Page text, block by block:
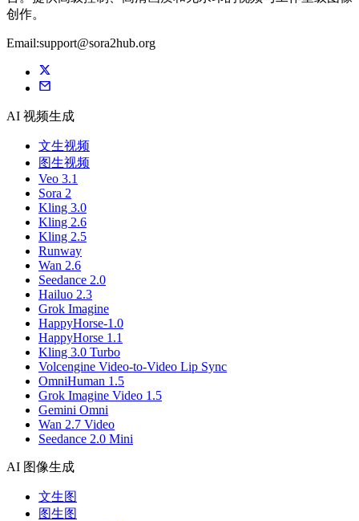
创作。
Email:support@sora2hub.org
AI 视频生成
文生视频
图生视频
Veo 3.1
Sora 2
Kling 3.0
Kling 2.6
Kling 2.5
Runway
Wan 2.6
Seedance 2.0
Hailuo 2.3
Grok Imagine
HappyHorse-1.0
HappyHorse 1.1
Kling 3.0 Turbo
Volcengine Video-to-Video Lip Sync
OmniHuman 1.5
Grok Imagine Video 1.5
Gemini Omni
Wan 2.7 Video
Seedance 2.0 Mini
AI 图像生成
文生图
图生图